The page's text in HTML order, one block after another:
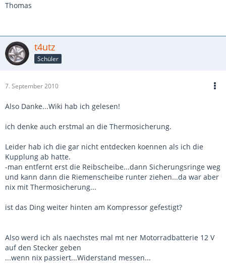
Thomas
t4utz
Schüler
7. September 2010
Also Danke...Wiki hab ich gelesen!
ich denke auch erstmal an die Thermosicherung.
Leider hab ich die gar nicht entdecken koennen als ich die
Kupplung ab hatte.
-man entfernt erst die Reibscheibe...dann Sicherungsringe weg
und kann dann die Riemenscheibe runter ziehen...da war aber
nix mit Thermosicherung...
ist das Ding weiter hinten am Kompressor gefestigt?
Also werd ich als naechstes mal mt ner Motorradbatterie 12 V
auf den Stecker geben
...wenn nix passiert...Widerstand messen...